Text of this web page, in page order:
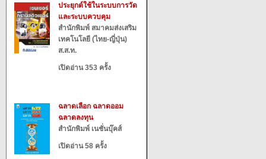
ประยุกต์ใช้ในระบบการวัด
และระบบควบคุม
สำนักพิมพ์ สมาคมส่งเสริม
เทคโนโลยี (ไทย-ญี่ปุ่น)
ส.ส.ท.
เปิดอ่าน 353 ครั้ง
ฉลาดเลือก ฉลาดออม
ฉลาดลงทุน
สำนักพิมพ์ เนชั่นบุ๊คส์
เปิดอ่าน 58 ครั้ง